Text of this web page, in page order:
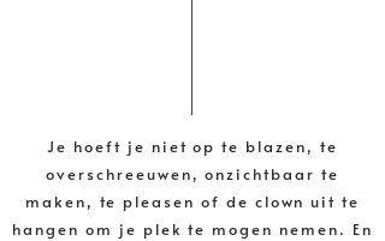
Je hoeft je niet op te blazen, te
overschreeuwen, onzichtbaar te
maken, te pleasen of de clown uit te
hangen om je plek te mogen nemen. En